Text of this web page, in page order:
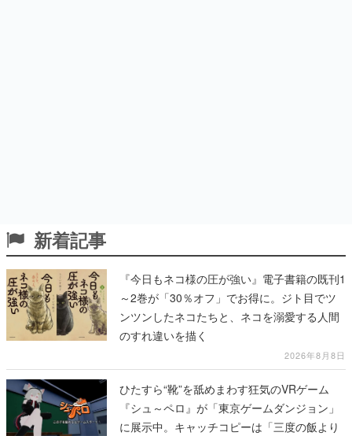
新着記事
『今日もネコ様の圧が強い』電子書籍の既刊1
～2巻が「30％オフ」でお得に。ジト目でツ
ンツンしたネコたちと、ネコを溺愛する人間
のすれ違いを描く
2026年8月8日
ひたすら“靴”を舐めまわす狂気のVRゲーム
『シュ～ペロ』が「東京ゲームダンジョン」
に展示中。キャッチコピーは「三度の飯より